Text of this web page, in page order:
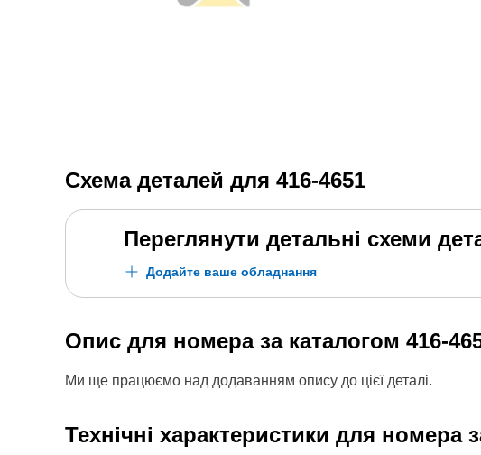
Схема деталей для 416-4651
Переглянути детальні схеми
Додайте ваше обладнання
Опис для номера за каталогом 416-
Ми ще працюємо над додаванням опису до цієї деталі.
Технічні характеристики для номера